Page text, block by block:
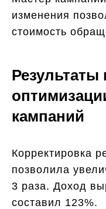
изменения
стоимость
Результаты
кампаний
Корректировка
позволила
3 раза. Доход
составил 123%.